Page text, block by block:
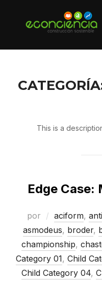
This is a
Edge Case:
por aciform,
asmodeus, broder,
championship,
Category 01, Child
Child Category 04,